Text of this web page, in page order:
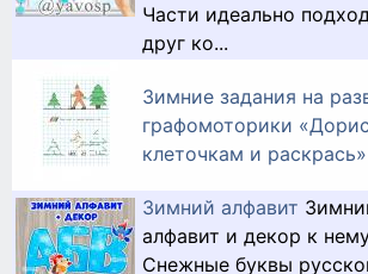
Части идеально
друг ко...
Зимние задания на
графомоторики
клеточкам и раскрась»
Зимний алфавит
алфавит и декор к
Снежные буквы